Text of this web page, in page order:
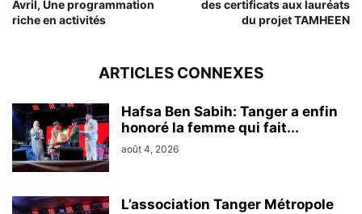
Avril, Une programmation
riche en activités
des certificats aux lauréats
du projet TAMHEEN
ARTICLES CONNEXES
Hafsa Ben Sabih: Tanger a enfin
honoré la femme qui fait...
août 4, 2026
L’association Tanger Métropole